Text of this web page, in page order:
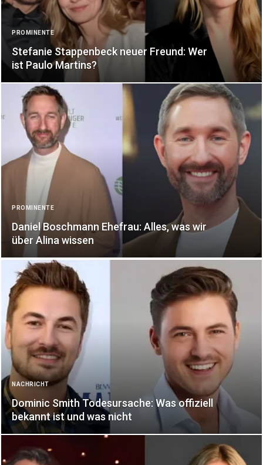
PROMINENTE
Stefanie Stappenbeck neuer Freund: Wer
ist Paulo Martins?
PROMINENTE
Daniel Boschmann Ehefrau: Alles, was wir
über Alina wissen
NACHRICHT
Dominic Smith Todesursache: Was offiziell
bekannt ist und was nicht